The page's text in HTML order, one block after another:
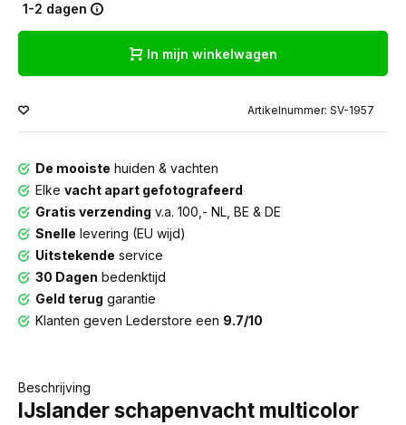
1-2 dagen
In mijn winkelwagen
Artikelnummer: SV-1957
De mooiste huiden & vachten
Elke vacht apart gefotografeerd
Gratis verzending v.a. 100,- NL, BE & DE
Snelle levering (EU wijd)
Uitstekende service
30 Dagen bedenktijd
Geld terug garantie
Klanten geven Lederstore een 9.7/10
Beschrijving
IJslander schapenvacht multicolor